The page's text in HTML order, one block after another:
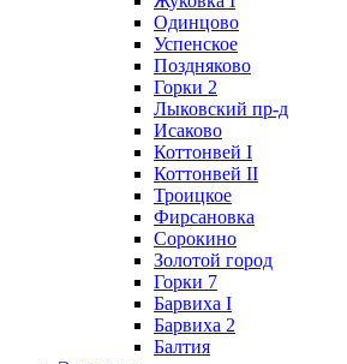
Одинцово
Успенское
Поздняково
Горки 2
Лыковский пр-д
Исаково
Коттонвей I
Коттонвей II
Троицкое
Фирсановка
Сорокино
Золотой город
Горки 7
Барвиха I
Барвиха 2
Балтия